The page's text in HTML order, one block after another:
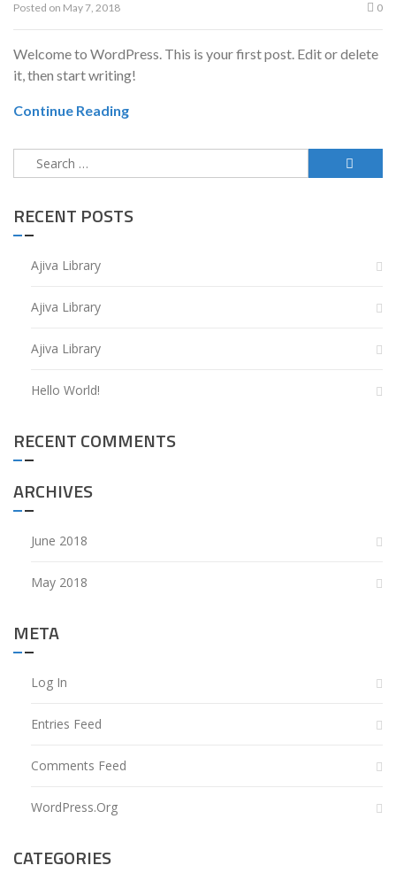
Posted on May 7, 2018 0
Welcome to WordPress. This is your first post. Edit or delete
it, then start writing!
Continue Reading
Search
for:
RECENT POSTS
Ajiva Library
Ajiva Library
Ajiva Library
Hello World!
RECENT COMMENTS
ARCHIVES
June 2018
May 2018
META
Log In
Entries Feed
Comments Feed
WordPress.org
CATEGORIES